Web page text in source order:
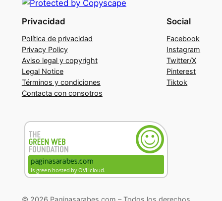
Privacidad
Política de privacidad
Privacy Policy
Aviso legal y copyright
Legal Notice
Términos y condiciones
Contacta con consotros
Social
Facebook
Instagram
Twitter/X
Pinterest
Tiktok